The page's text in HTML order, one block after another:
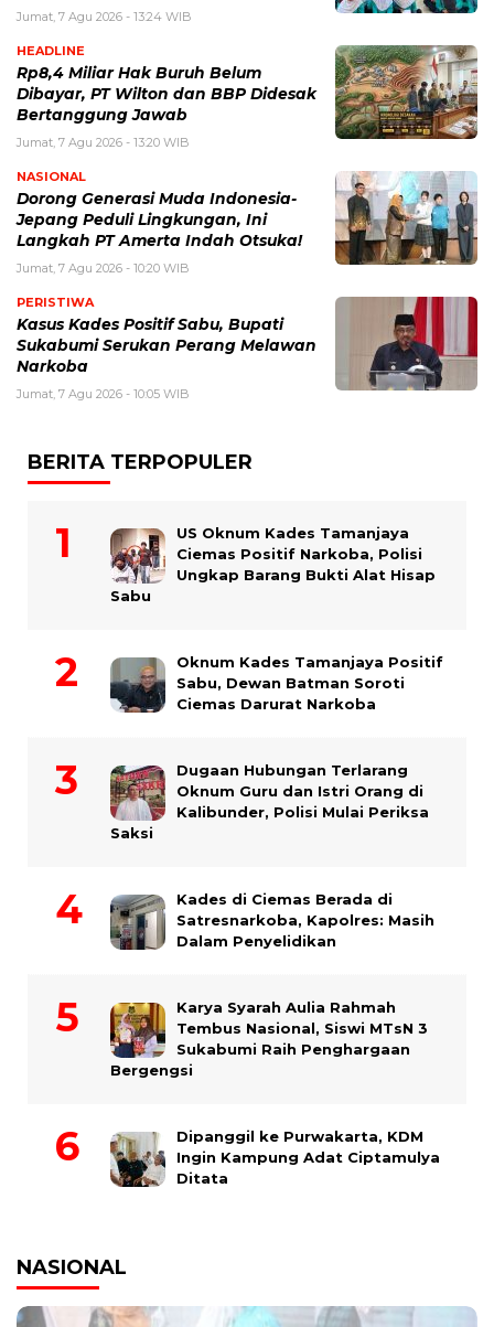
Jumat, 7 Agu 2026 - 13:24 WIB
HEADLINE
Rp8,4 Miliar Hak Buruh Belum
Dibayar, PT Wilton dan BBP Didesak
Bertanggung Jawab
Jumat, 7 Agu 2026 - 13:20 WIB
NASIONAL
Dorong Generasi Muda Indonesia-
Jepang Peduli Lingkungan, Ini
Langkah PT Amerta Indah Otsuka!
Jumat, 7 Agu 2026 - 10:20 WIB
PERISTIWA
Kasus Kades Positif Sabu, Bupati
Sukabumi Serukan Perang Melawan
Narkoba
Jumat, 7 Agu 2026 - 10:05 WIB
BERITA TERPOPULER
US Oknum Kades Tamanjaya
Ciemas Positif Narkoba, Polisi
Ungkap Barang Bukti Alat Hisap
Sabu
Oknum Kades Tamanjaya Positif
Sabu, Dewan Batman Soroti
Ciemas Darurat Narkoba
Dugaan Hubungan Terlarang
Oknum Guru dan Istri Orang di
Kalibunder, Polisi Mulai Periksa
Saksi
Kades di Ciemas Berada di
Satresnarkoba, Kapolres: Masih
Dalam Penyelidikan
Karya Syarah Aulia Rahmah
Tembus Nasional, Siswi MTsN 3
Sukabumi Raih Penghargaan
Bergengsi
Dipanggil ke Purwakarta, KDM
Ingin Kampung Adat Ciptamulya
Ditata
NASIONAL